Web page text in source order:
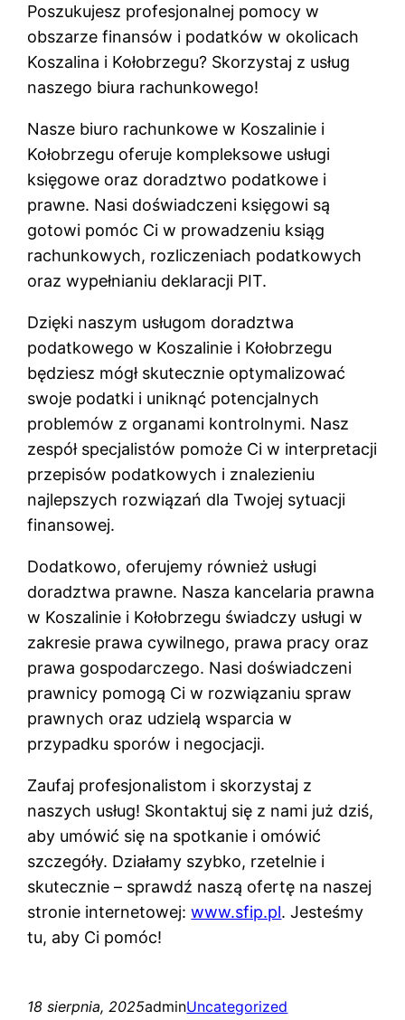
Poszukujesz profesjonalnej pomocy w
obszarze finansów i podatków w okolicach
Koszalina i Kołobrzegu? Skorzystaj z usług
naszego biura rachunkowego!
Nasze biuro rachunkowe w Koszalinie i
Kołobrzegu oferuje kompleksowe usługi
księgowe oraz doradztwo podatkowe i
prawne. Nasi doświadczeni księgowi są
gotowi pomóc Ci w prowadzeniu ksiąg
rachunkowych, rozliczeniach podatkowych
oraz wypełnianiu deklaracji PIT.
Dzięki naszym usługom doradztwa
podatkowego w Koszalinie i Kołobrzegu
będziesz mógł skutecznie optymalizować
swoje podatki i uniknąć potencjalnych
problemów z organami kontrolnymi. Nasz
zespół specjalistów pomoże Ci w interpretacji
przepisów podatkowych i znalezieniu
najlepszych rozwiązań dla Twojej sytuacji
finansowej.
Dodatkowo, oferujemy również usługi
doradztwa prawne. Nasza kancelaria prawna
w Koszalinie i Kołobrzegu świadczy usługi w
zakresie prawa cywilnego, prawa pracy oraz
prawa gospodarczego. Nasi doświadczeni
prawnicy pomogą Ci w rozwiązaniu spraw
prawnych oraz udzielą wsparcia w
przypadku sporów i negocjacji.
Zaufaj profesjonalistom i skorzystaj z
naszych usług! Skontaktuj się z nami już dziś,
aby umówić się na spotkanie i omówić
szczegóły. Działamy szybko, rzetelnie i
skutecznie – sprawdź naszą ofertę na naszej
stronie internetowej:www.sfip.pl. Jesteśmy
tu, aby Ci pomóc!
18 sierpnia, 2025adminUncategorized